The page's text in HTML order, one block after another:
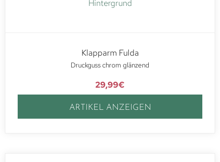
Klapparm Fulda
Druckguss chrom glänzend
29,99€
ARTIKEL ANZEIGEN